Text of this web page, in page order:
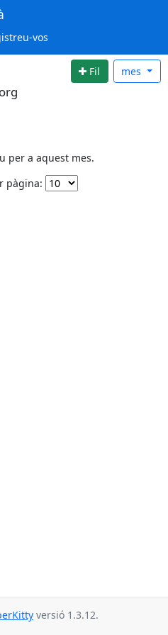
vos
Fil mes
per a aquest mes.
pàgina:
versió 1.3.12.